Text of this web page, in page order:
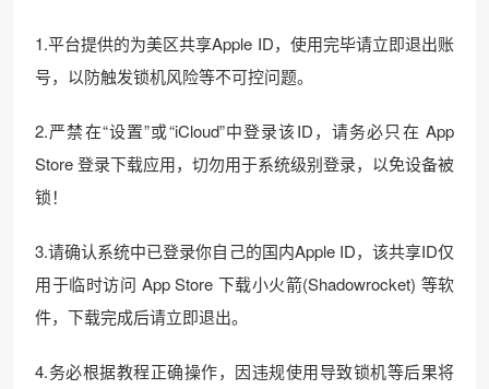
1.平台提供的为美区共享Apple ID，使用完毕请立即退出账
号，以防触发锁机风险等不可控问题。
2.严禁在“设置”或“iCloud”中登录该ID，请务必只在 App
Store 登录下载应用，切勿用于系统级别登录，以免设备被
锁！
3.请确认系统中已登录你自己的国内Apple ID，该共享ID仅
用于临时访问 App Store 下载小火箭(Shadowrocket) 等软
件，下载完成后请立即退出。
4.务必根据教程正确操作，因违规使用导致锁机等后果将